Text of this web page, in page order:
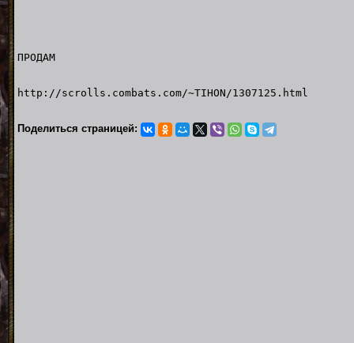
ПРОДАМ
http://scrolls.combats.com/~TIHON/1307125.html
Поделиться страницей: